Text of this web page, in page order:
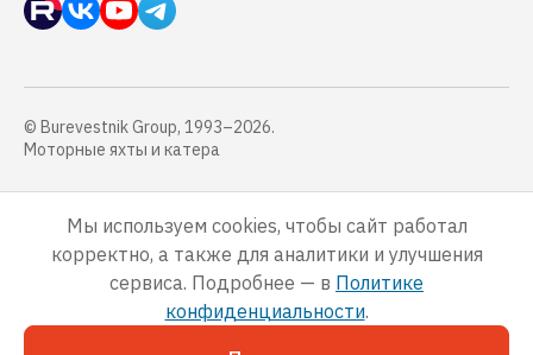
© Burevestnik Group, 1993–2026.
Моторные яхты и катера
Обращаем Ваше внимание, что данный интернет-сайт, а также вся
информация о товарах, услугах и ценах, предоставленная на нём,
носит исключительно информационный характер и ни при каких
условиях не является публичной офертой, определяемой
положениями Статьи 437 Гражданского кодекса Российской
Для получения подробной информации о наличии и стоимости
указанных товаров, услуг и ценах, пожалуйста, обращайтесь к
Мы используем cookies, чтобы сайт работал
корректно, а также для аналитики и улучшения
сервиса. Подробнее — в Политике
конфиденциальности.